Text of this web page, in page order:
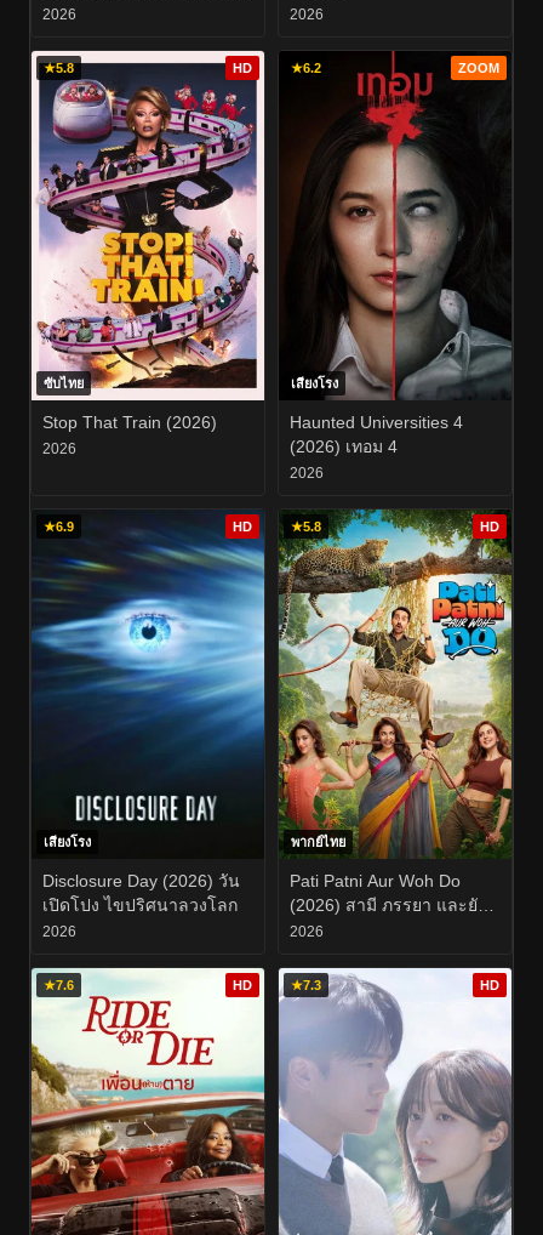
สั่นผวา ที่มาแห่งความชั่วร้าย
2026 2026
★5.8 HD
ซับไทย
Stop That Train (2026)
2026
★6.2 ZOOM
เสียงโรง
Haunted Universities 4
(2026) เทอม 4
2026
★6.9 HD
เสียงโรง
Disclosure Day (2026) วัน
เปิดโปง ไขปริศนาลวงโลก
2026
★5.8 HD
พากย์ไทย
Pati Patni Aur Woh Do
(2026) สามี ภรรยา และยัย
สองสาวตัวป่วน
2026
★7.6 HD ★7.3 HD